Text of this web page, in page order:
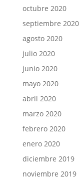
octubre 2020
septiembre 2020
agosto 2020
julio 2020
junio 2020
mayo 2020
abril 2020
marzo 2020
febrero 2020
enero 2020
diciembre 2019
noviembre 2019